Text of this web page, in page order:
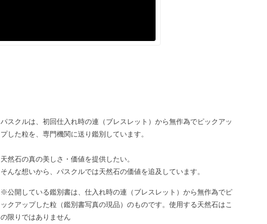
パスクルは、初回仕入れ時の連（ブレスレット）から無作為でピックアッ
プした粒を、専門機関に送り鑑別しています。
天然石の真の美しさ・価値を提供したい。
そんな想いから、パスクルでは天然石の価値を追及しています。
※公開している鑑別書は、仕入れ時の連（ブレスレット）から無作為でピ
ックアップした粒（鑑別書写真の現品）のものです。使用する天然石はこ
の限りではありません